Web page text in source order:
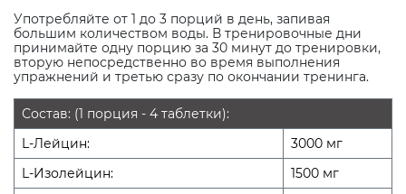
Употребляйте от 1 до 3 порций в день, запивая
большим количеством воды. В тренировочные дни
принимайте одну порцию за 30 минут до тренировки,
вторую непосредственно во время выполнения
упражнений и третью сразу по окончании тренинга.
Состав: (1 порция - 4 таблетки):
L-Лейцин:
3000 мг
L-Изолейцин:
1500 мг